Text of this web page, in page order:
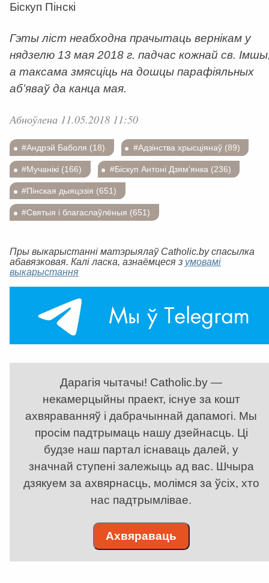
Біскуп Пінскі
Гэты ліст неабходна прачытаць вернікам у
нядзелю 13 мая 2018 г. падчас кожнай св.
а таксама змясціць на дошцы парафіяльных
аб’яваў да канца мая.
Абноўлена 11.05.2018 11:50
#Андрэй Баболя (18) #Адзінства хрысціянаў (89)
#Мучанікі (166) #Біскуп Антоні Дзям'янка (236)
#Пінская дыяцэзія (651)
#Святыя і благаслаўлёныя (651)
Пры выкарыстанні матэрыялаў Catholic.by спасылка
абавязковая. Калі ласка, азнаёмцеся з умовамі
выкарыстання
Дарагія чытачы! Catholic.by —
некамерцыйны праект, існуе за кошт
ахвяраванняў і дабрачыннай дапамогі. Мы
просім падтрымаць нашу дзейнасць. Ці
будзе наш партал існаваць далей, у
значнай ступені залежыць ад вас. Шчыра
дзякуем за ахвярнасць, молімся за ўсіх, хто
нас падтрымлівае.
Ахвяраваць